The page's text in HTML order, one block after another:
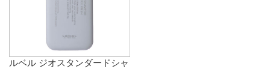
ルベル ジオスタンダードシャ